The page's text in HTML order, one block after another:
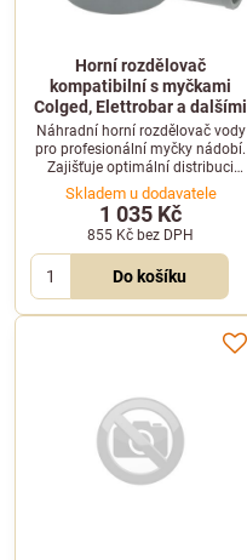
Horní rozdělovač
kompatibilní s myčkami
Colged, Elettrobar a dalšími
Náhradní horní rozdělovač vody
pro profesionální myčky nádobí.
Zajišťuje optimální distribuci
vody a správný tlak v horní části
mycí komory.
Skladem u dodavatele
1 035 Kč
855 Kč bez DPH
Do košíku